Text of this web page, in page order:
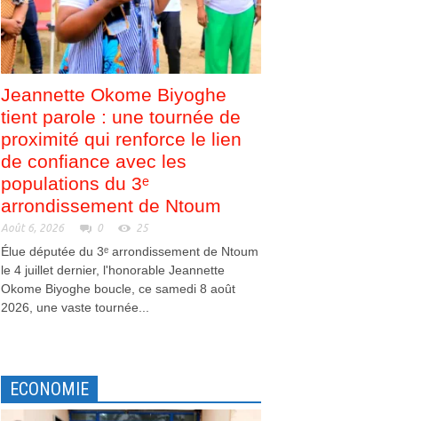
Jeannette Okome Biyoghe
tient parole : une tournée de
proximité qui renforce le lien
de confiance avec les
populations du 3ᵉ
arrondissement de Ntoum
Août 6, 2026 0 25
Élue députée du 3ᵉ arrondissement de Ntoum
le 4 juillet dernier, l'honorable Jeannette
Okome Biyoghe boucle, ce samedi 8 août
2026, une vaste tournée...
ECONOMIE